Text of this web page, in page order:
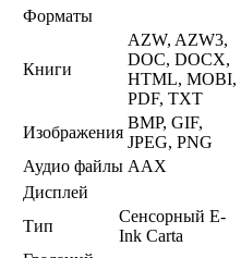
Форматы
Книги
AZW, AZW3,
DOC, DOCX,
HTML, MOBI,
PDF, TXT
Изображения
BMP, GIF,
JPEG, PNG
Аудио файлы AAX
Дисплей
Тип
Сенсорный E-
Ink Carta